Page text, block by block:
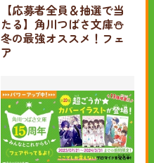
【応募者全員＆抽選で当
たる】角川つばさ文庫⛄
冬の最強オススメ！フェ
ア